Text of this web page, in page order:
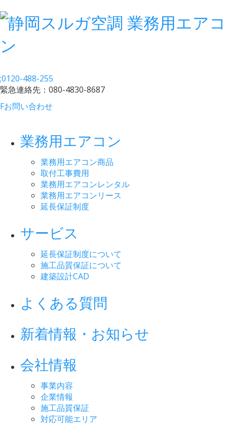
;0120-488-255
緊急連絡先： 080-4830-8687
Fお問い合わせ
業務用エアコン
業務用エアコン商品
取付工事費用
業務用エアコンレンタル
業務用エアコンリース
延長保証制度
サービス
延長保証制度について
施工品質保証について
建築設計CAD
よくある質問
新着情報・お知らせ
会社情報
事業内容
企業情報
施工品質保証
対応可能エリア